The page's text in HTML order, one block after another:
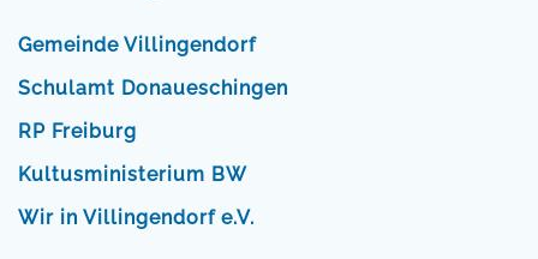
Gemeinde Villingendorf
Schulamt Donaueschingen
RP Freiburg
Kultusministerium BW
Wir in Villingendorf e.V.